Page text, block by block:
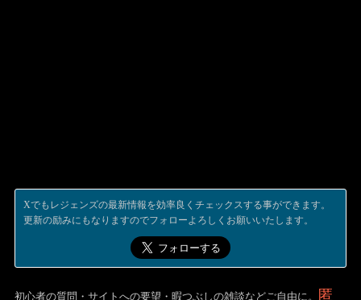
Xでもレジェンズの最新情報を効率良くチェックスする事ができます。
更新の励みにもなりますのでフォローよろしくお願いいたします。
初心者の質問・サイトへの要望・暇つぶしの雑談などご自由に。
匿